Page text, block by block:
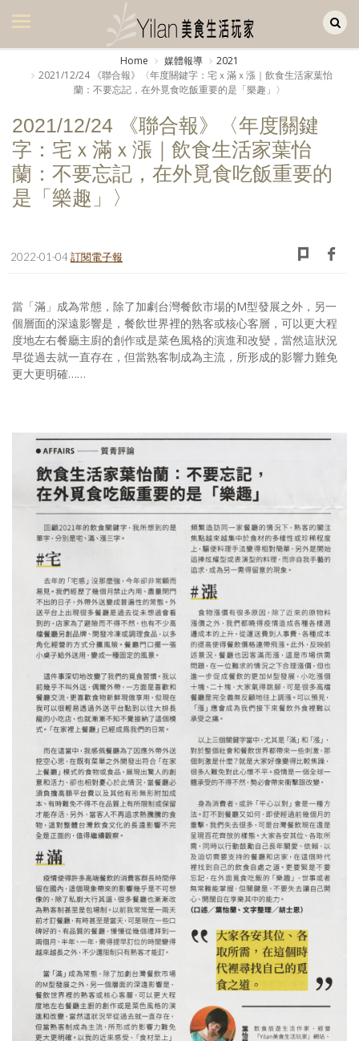
美食集
美飲集
廚房集
旅遊集
旅遊美食集
生活風
餐桌週記
享樂隨手拍
照相簿
創意出版服務
歷史區
關於Yilan
個人著作
活動實況記錄
媒體報導一覽
合作與代言
訂閱電子報
Home 媒體報導
2021
2021/12/24 《聯合報》〈年度關鍵字：宅ｘ滿ｘ漲｜飲食生活家葉怡
蘭：不要忘記，在外覓食吃飯重要的是「樂趣」〉
2021/12/24 《聯合報》〈年度關鍵
字：宅ｘ滿ｘ漲｜飲食生活家葉怡
蘭：不要忘記，在外覓食吃飯重要的
是「樂趣」〉
2022-01-04訂閱電子報
當「滿」成為常態，除了加劇台灣餐飲市場的M型發展之外，另一
個層面的深遠影響是，餐飲世界裡的熟客或核心客層，可以更大程
度地左右餐廳主廚的創作或是菜色風格的演進和改變，當然這狀況
早從過去就一直存在，但當熟客制成為主流，所形成的影響力難免
更大更明確……